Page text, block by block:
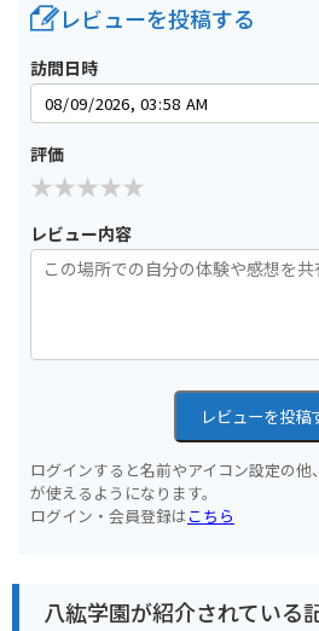
レビューを投稿する
訪問日時
評価
レビュー内容
レビューを投稿
ログインすると名前やアイコン設定の
が使えるようになります。
ログイン・会員登録はこちら
八紘学園が紹介されている